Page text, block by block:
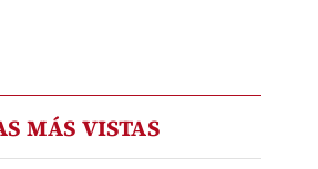
MÁS VISTAS